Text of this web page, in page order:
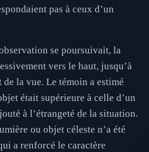
pas à ceux d’un
se poursuivait, la
vers le haut, jusqu’à
la vue. Le témoin a estimé
était supérieure à celle d’un
à l’étrangeté de la situation.
ou objet céleste n’a été
a renforcé le caractère